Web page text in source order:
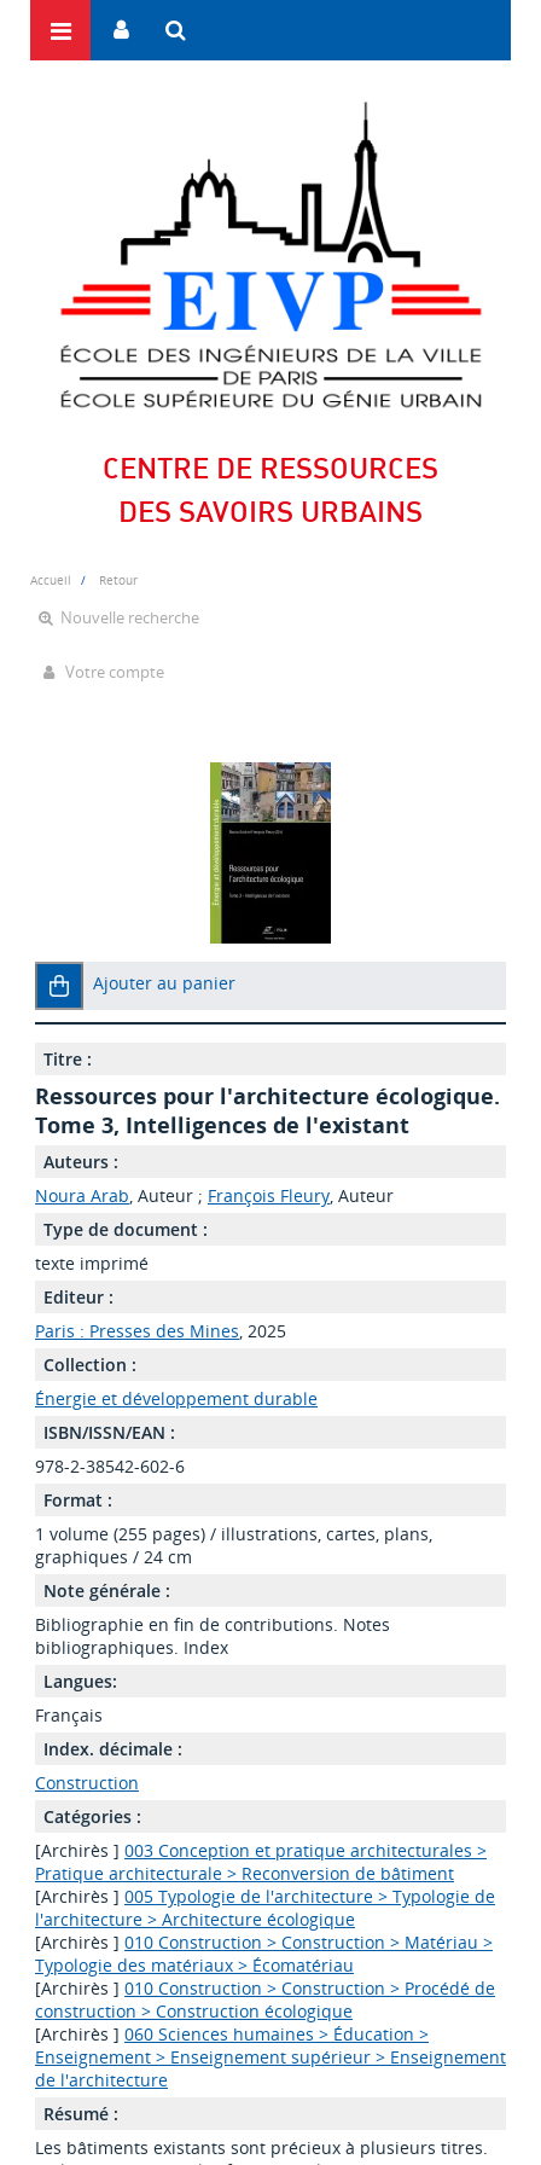
CENTRE DE RESSOURCES
DES SAVOIRS URBAINS
Accueil Retour
Nouvelle recherche
Votre compte
Ajouter au panier
Titre :
Ressources pour l'architecture écologique.
Tome 3, Intelligences de l'existant
Auteurs :
Noura Arab, Auteur ; François Fleury, Auteur
Type de document :
texte imprimé
Editeur :
Paris : Presses des Mines, 2025
Collection :
Énergie et développement durable
ISBN/ISSN/EAN :
978-2-38542-602-6
Format :
1 volume (255 pages) / illustrations, cartes, plans,
graphiques / 24 cm
Note générale :
Bibliographie en fin de contributions. Notes
bibliographiques. Index
Langues:
Français
Index. décimale :
Construction
Catégories :
[Archirès ] 003 Conception et pratique architecturales >
Pratique architecturale > Reconversion de bâtiment
[Archirès ] 005 Typologie de l'architecture > Typologie de
l'architecture > Architecture écologique
[Archirès ] 010 Construction > Construction > Matériau >
Typologie des matériaux > Écomatériau
[Archirès ] 010 Construction > Construction > Procédé de
construction > Construction écologique
[Archirès ] 060 Sciences humaines > Éducation >
Enseignement > Enseignement supérieur > Enseignement
de l'architecture
Résumé :
Les bâtiments existants sont précieux à plusieurs titres.